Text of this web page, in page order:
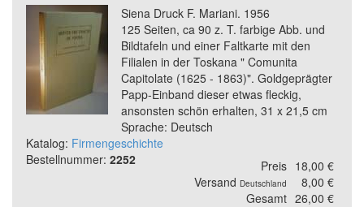
Siena Druck F. Mariani. 1956
125 Seiten, ca 90 z. T. farbige Abb. und
Bildtafeln und einer Faltkarte mit den
Filialen in der Toskana " Comunita
Capitolate (1625 - 1863)". Goldgeprägter
Papp-Einband dieser etwas fleckig,
ansonsten schön erhalten, 31 x 21,5 cm
Sprache: Deutsch
Katalog: Firmengeschichte
Bestellnummer: 2252 Preis 18,00 €
Versand Deutschland
8,00 €
Gesamt 26,00 €